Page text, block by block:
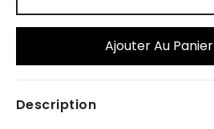
Ajouter Au Panier
Description